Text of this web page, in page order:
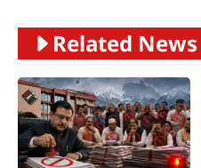
Related News